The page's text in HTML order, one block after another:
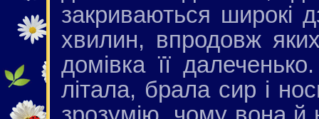
закриваються широкі
хвилин, впродовж
домівка її
літала, брала сир і